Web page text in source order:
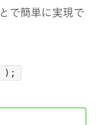
で簡単に実現で
);